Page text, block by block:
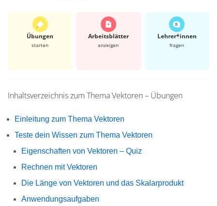
Übungen
starten
Arbeits­blätter
anzeigen
Lehrer*​innen
fragen
Inhaltsverzeichnis zum ThemaVektoren – Übungen
Einleitung zum Thema Vektoren
Teste dein Wissen zum Thema Vektoren
Eigenschaften von Vektoren – Quiz
Rechnen mit Vektoren
Die Länge von Vektoren und das Skalarprodukt
Anwendungsaufgaben